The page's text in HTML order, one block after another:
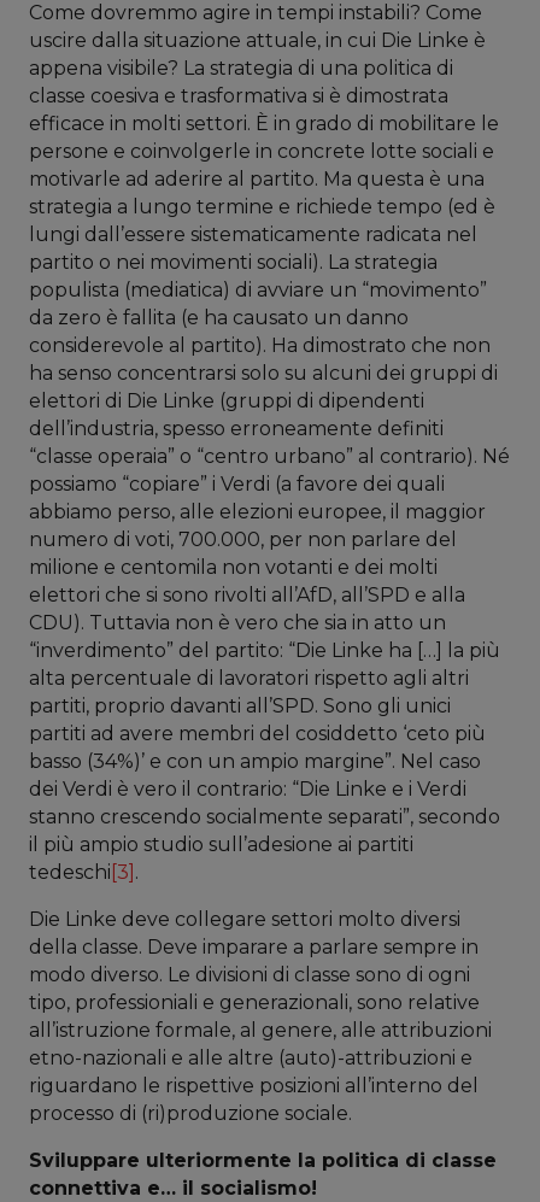
Come dovremmo agire in tempi instabili? Come
uscire dalla situazione attuale, in cui Die Linke è
appena visibile? La strategia di una politica di
classe coesiva e trasformativa si è dimostrata
efficace in molti settori. È in grado di mobilitare le
persone e coinvolgerle in concrete lotte sociali e
motivarle ad aderire al partito. Ma questa è una
strategia a lungo termine e richiede tempo (ed è
lungi dall’essere sistematicamente radicata nel
partito o nei movimenti sociali). La strategia
populista (mediatica) di avviare un “movimento”
da zero è fallita (e ha causato un danno
considerevole al partito). Ha dimostrato che non
ha senso concentrarsi solo su alcuni dei gruppi di
elettori di Die Linke (gruppi di dipendenti
dell’industria, spesso erroneamente definiti
“classe operaia” o “centro urbano” al contrario). Né
possiamo “copiare” i Verdi (a favore dei quali
abbiamo perso, alle elezioni europee, il maggior
numero di voti, 700.000, per non parlare del
milione e centomila non votanti e dei molti
elettori che si sono rivolti all’AfD, all’SPD e alla
CDU). Tuttavia non è vero che sia in atto un
“inverdimento” del partito: “Die Linke ha […] la più
alta percentuale di lavoratori rispetto agli altri
partiti, proprio davanti all’SPD. Sono gli unici
partiti ad avere membri del cosiddetto ‘ceto più
basso (34%)’ e con un ampio margine”. Nel caso
dei Verdi è vero il contrario: “Die Linke e i Verdi
stanno crescendo socialmente separati”, secondo
il più ampio studio sull’adesione ai partiti
tedeschi [3] .
Die Linke deve collegare settori molto diversi
della classe. Deve imparare a parlare sempre in
modo diverso. Le divisioni di classe sono di ogni
tipo, professioniali e generazionali, sono relative
all’istruzione formale, al genere, alle attribuzioni
etno-nazionali e alle altre (auto)-attribuzioni e
riguardano le rispettive posizioni all’interno del
processo di (ri)produzione sociale.
Sviluppare ulteriormente la politica di classe
connettiva e… il socialismo!